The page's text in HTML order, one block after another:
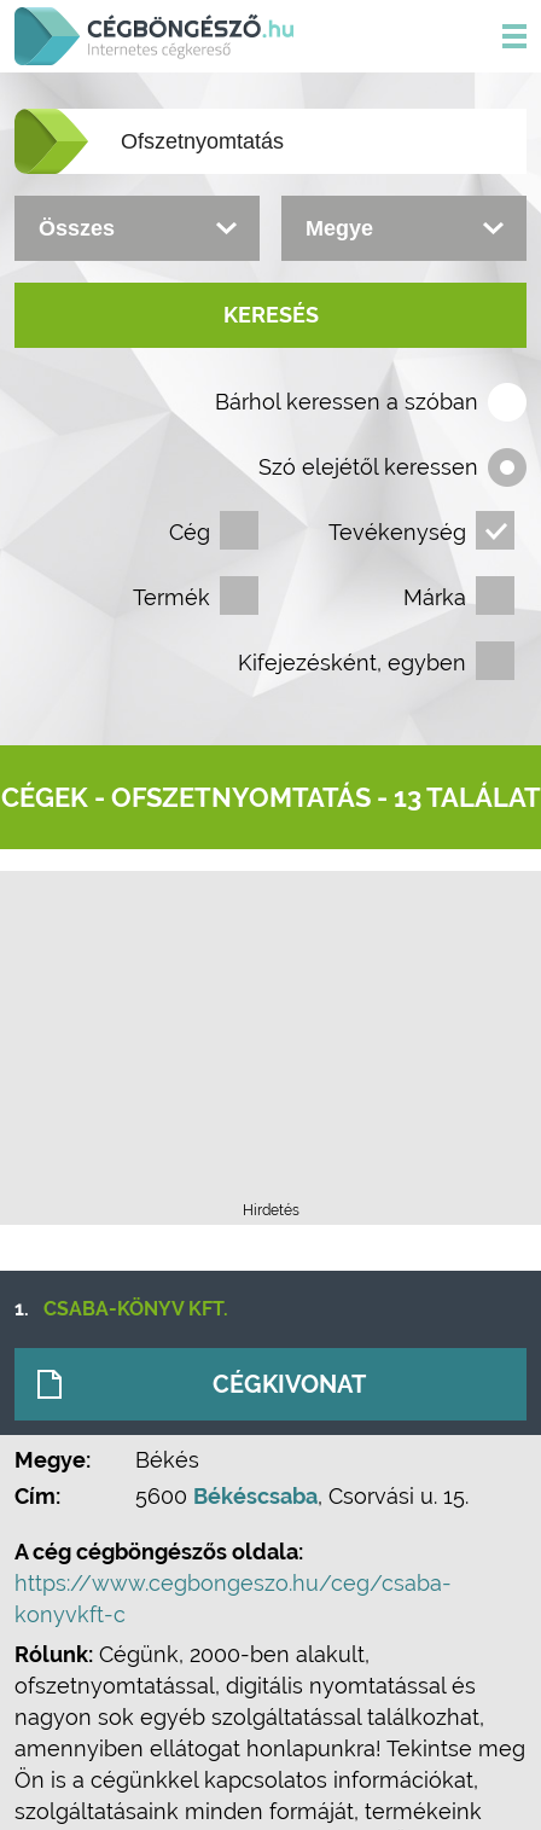
KERESÉS
Bárhol keressen a szóban
Szó elejétől keressen
Cég Tevékenység
Termék Márka
Kifejezésként, egyben
CÉGEK - OFSZETNYOMTATÁS- 13 TALÁLAT
Hirdetés
1. CSABA-KÖNYV KFT.
CÉGKIVONAT
Megye:
Békés
Cím:
5600 Békéscsaba, Csorvási u. 15.
A cég cégböngészős oldala:
https://www.cegbongeszo.hu/ceg/csaba-
konyvkft-c
Rólunk: Cégünk, 2000-ben alakult,
ofszetnyomtatással, digitális nyomtatással és
nagyon sok egyéb szolgáltatással találkozhat,
amennyiben ellátogat honlapunkra! Tekintse meg
Ön is a cégünkkel kapcsolatos információkat,
szolgáltatásaink minden formáját, termékeink